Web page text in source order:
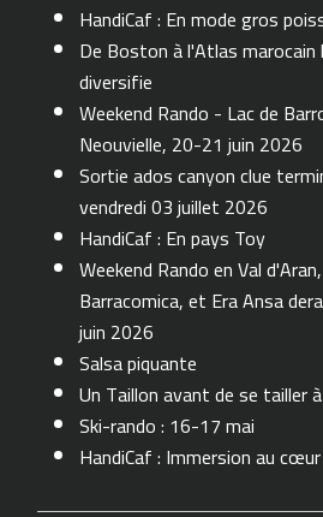
HandiCaf : En mode gros
De Boston à l'Atlas marocain
diversifie
Weekend Rando - Lac de
Neouvielle, 20-21 juin 2026
Sortie ados canyon clue
vendredi 03 juillet 2026
HandiCaf : En pays Toy
Weekend Rando en Val
Barracomica, et Era Ansa
juin 2026
Salsa piquante
Un Taillon avant de se tailler
Ski-rando : 16-17 mai
HandiCaf : Immersion au